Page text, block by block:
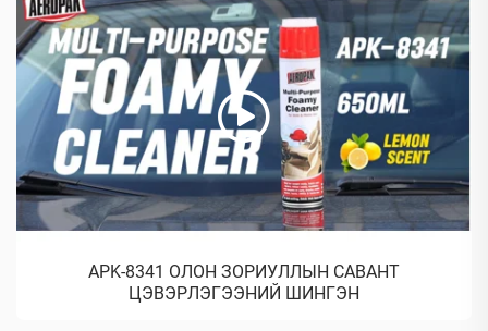
APK-8341 ОЛОН ЗОРИУЛЛЫН САВАНТ
ЦЭВЭРЛЭГЭЭНИЙ ШИНГЭН